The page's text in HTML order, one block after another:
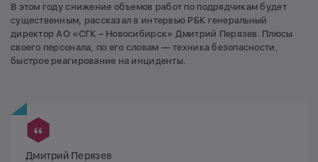
В этом году снижение объемов работ по подрядчикам будет
существенным, рассказал в интервью РБК генеральный
директор АО «СГК – Новосибирск» Дмитрий Перязев. Плюсы
своего персонала, по его словам — техника безопасности,
быстрое реагирование на инциденты.
Дмитрий Перязев